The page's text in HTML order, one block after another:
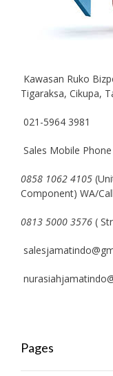
Kawasan Ruko
Tigaraksa, Cikupa,
021-5964 3981
Sales Mobile
0858 1062 4105
Component) WA/Call
0813 5000 3576 (
Pages